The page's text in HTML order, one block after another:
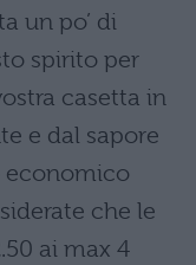
un po’ di
spirito per
casetta in
e dal sapore
economico
che le
ai max 4